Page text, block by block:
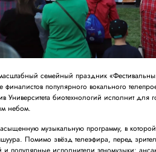
масштабный семейный праздник
финалистов популярного вокального
Университета биотехнологий исполнит для
небом.
музыкальную программу, в которой
Помимо звёзд телеэфира, перед